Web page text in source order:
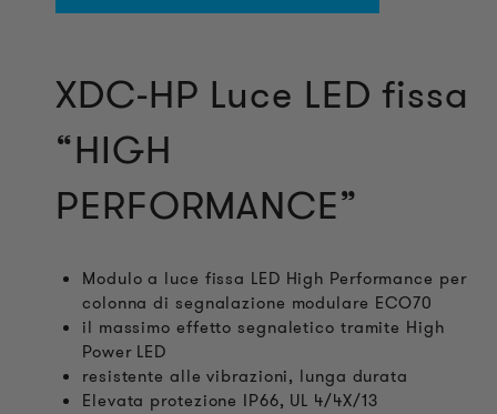
XDC-HP Luce LED fissa
“HIGH
PERFORMANCE”
Modulo a luce fissa LED High Performance per
colonna di segnalazione modulare ECO70
il massimo effetto segnaletico tramite High
Power LED
resistente alle vibrazioni, lunga durata
Elevata protezione IP66, UL 4/4X/13